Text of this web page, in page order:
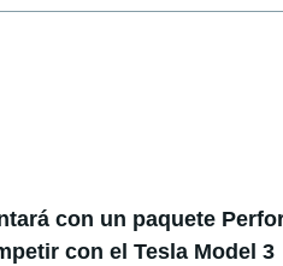
con un paquete
con el Tesla Model 3